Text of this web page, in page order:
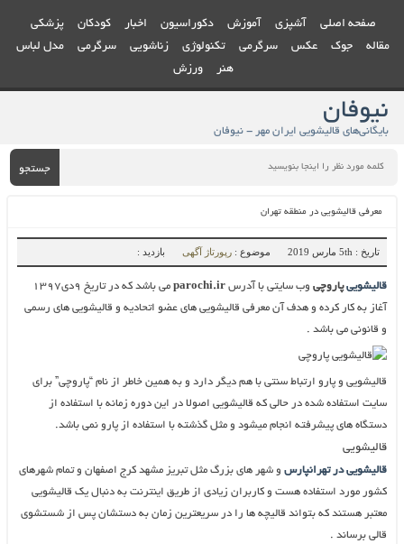
صفحه اصلی آشپزی آموزش دکوراسیون اخبار کودکان
پزشکی
مقاله
جوک عکس سرگرمی تکنولوژی زناشویی سرگرمی
مدل لباس
هنر
ورزش
نیوفان
بایگانی‌های قالیشویی ایران مهر - نیوفان
جستجو
معرفی قالیشویی در منطقه تهران
تاریخ : 5th مارس 2019 موضوع : رپورتاژ آگهی بازدید :
قالیشویی پاروچیوب سایتی با آدرس parochi.ir
می باشد که در تاریخ ۹دی۱۳۹۷
آغاز به کار کرده و هدف آن معرفی قالیشویی های عضو اتحادیه و قالیشویی های رسمی
و قانونی می باشد .
قالیشویی و پارو ارتباط سنتی با هم دیگر دارد و به همین خاطر از نام “پاروچی” برای
سایت استفاده شده در حالی که قالیشویی اصولا در این دوره زمانه با استفاده از
دستگاه های پیشرفته انجام میشود و مثل گذشته با استفاده از پارو نمی باشد.
قالیشویی
قالیشویی در تهرانپارسو شهر های بزرگ مثل تبریز مشهد کرج اصفهان و تمام شهرهای
کشور مورد استفاده هست و کاربران زیادی از طریق اینترنت به دنبال یک قالیشویی
معتبر هستند که بتواند قالیچه ها را در سریعترین زمان به دستشان پس از شستشوی
قالی برساند .